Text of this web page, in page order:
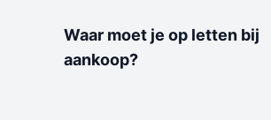
Waar moet je op letten bij
aankoop?